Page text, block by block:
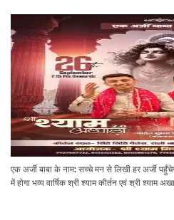
एक अर्जी बाबा के नाम: सच्चे मन से लिखी हर अर्जी
में होगा भव्य वार्षिक श्री श्याम कीर्तन एवं श्री श्याम